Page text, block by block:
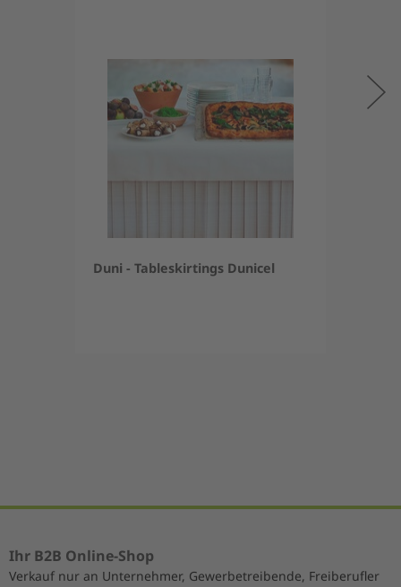
Duni - Tableskirtings Dunicel
Ihr B2B Online-Shop
Verkauf nur an Unternehmer, Gewerbetreibende, Freiberufler